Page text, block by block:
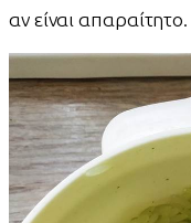
αν είναι απαραίτητο.